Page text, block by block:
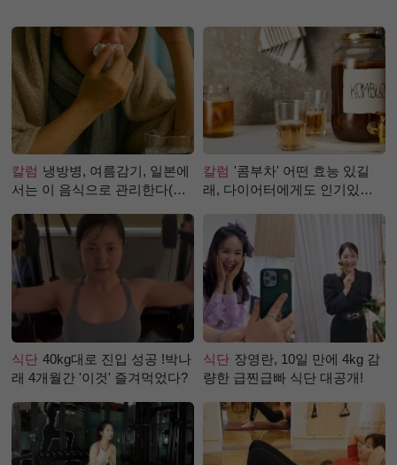
칼럼 냉방병, 여름감기, 일본에
서는 이 음식으로 관리한다(생
칼럼 '콤부차' 어떤 효능 있길
래, 다이어터에게도 인기있는
식단 40kg대로 진입 성공 !박나
래 4개월간 '이것' 즐겨먹었다?
식단 장영란, 10일 만에 4kg 감
량한 급찐급빠 식단 대공개!